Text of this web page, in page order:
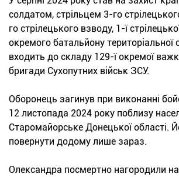
солдатом, стрільцем 3-го
го стрілецького взводу, 1-ї
окремого батальйону територіальної
входить до складу 129-ї окремої
бригади Сухопутних військ ЗСУ.
Оборонець загинув при виконанні
12 листопада 2024 року поблизу
Старомайорське Донецької області.
повернути додому лише зараз.
Олександра посмертно нагородили